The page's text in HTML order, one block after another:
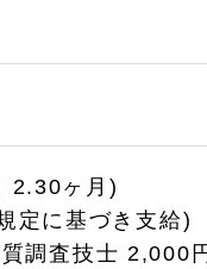
2.30ヶ月)
定に基づき支給)
調査技士 2,000